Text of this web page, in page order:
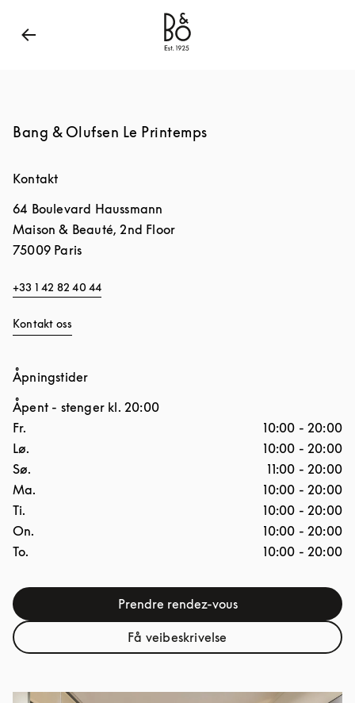
Bang & Olufsen - Exist to Create
Bang & Olufsen Le Printemps
Kontakt
64 Boulevard Haussmann
Maison & Beauté, 2nd Floor
75009 Paris
+33 1 42 82 40 44
Kontakt oss
Åpningstider
Åpent - stenger kl. 20:00
Ukedag
Fr. 10:00 - 20:00
Lø.
10:00 - 20:00
Sø.
11:00 - 20:00
Ma.
10:00 - 20:00
Ti.
10:00 - 20:00
On.
10:00 - 20:00
To.
10:00 - 20:00
Prendre rendez-vous
Få veibeskrivelseLink Opens in New Tab